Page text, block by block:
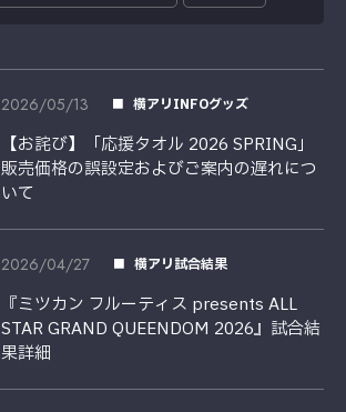
2026/05/13 横アリINFOグッズ
【お詫び】「応援タオル 2026 SPRING」
販売価格の誤設定およびご案内の遅れにつ
いて
2026/04/27 横アリ試合結果
『ミツカン フルーティス presents ALL
STAR GRAND QUEENDOM 2026』試合結
果詳細